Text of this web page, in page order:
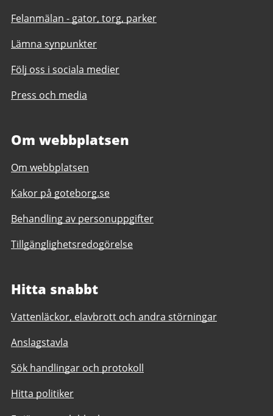
Felanmälan - gator, torg, parker
Lämna synpunkter
Följ oss i sociala medier
Press och media
Om webbplatsen
Om webbplatsen
Kakor på goteborg.se
Behandling av personuppgifter
Tillgänglighetsredogörelse
Hitta snabbt
Vattenläckor, elavbrott och andra störningar
Anslagstavla
Sök handlingar och protokoll
Hitta politiker